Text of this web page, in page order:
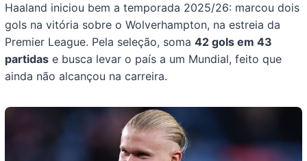
Haaland iniciou bem a temporada 2025/26: marcou dois
gols na vitória sobre o Wolverhampton, na estreia da
Premier League. Pela seleção, soma42 gols em 43
partidas e busca levar o país a um Mundial, feito que
ainda não alcançou na carreira.